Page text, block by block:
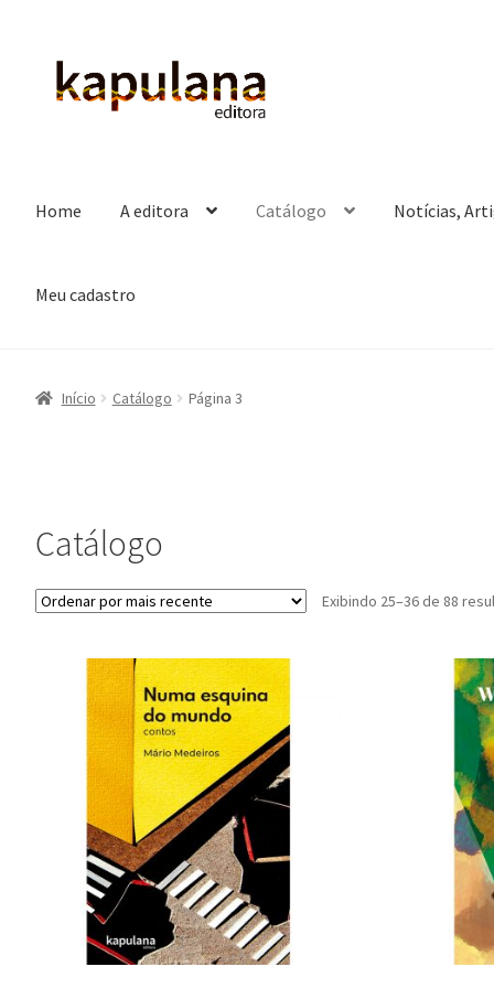
Pular
para
Pular
para
Home A editora Catálogo Notícias,
Meu cadastro
Início Catálogo Página 3
Catálogo
Exibindo 25–36 de 88